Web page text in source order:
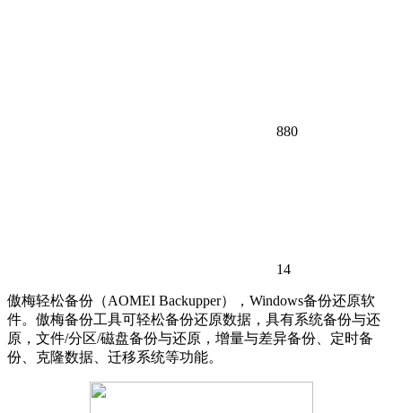
880
14
傲梅轻松备份（AOMEI Backupper），Windows备份还原软
件。傲梅备份工具可轻松备份还原数据，具有系统备份与还
原，文件/分区/磁盘备份与还原，增量与差异备份、定时备
份、克隆数据、迁移系统等功能。